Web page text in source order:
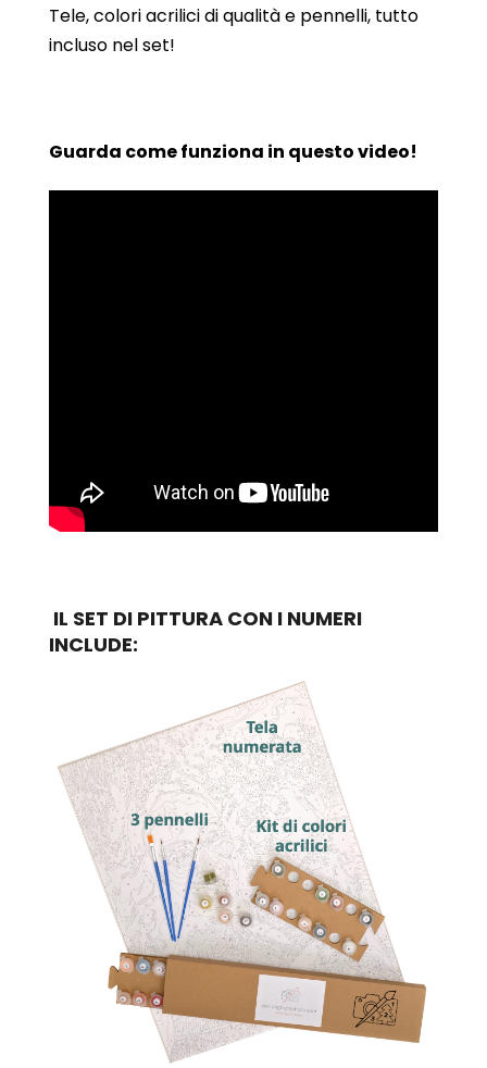
Tele, colori acrilici di qualità e pennelli, tutto
incluso nel set!
Guarda come funziona in questo video!
IL SET DI PITTURA CON I NUMERI
INCLUDE: